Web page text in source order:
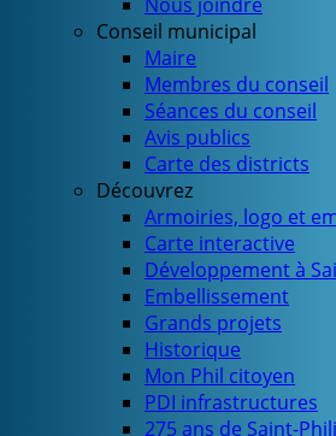
Conseil municipal
Maire
Membres du conseil
Séances du conseil
Avis publics
Carte des districts
Découvrez
Armoiries, logo et
Carte interactive
Développement à
Embellissement
Grands projets
Historique
Mon Phil citoyen
PDI infrastructures
275 ans de Saint-